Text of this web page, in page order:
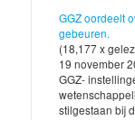
GGZ oordeelt
gebeuren.
(18,177 x
19 november
GGZ-
stilgestaan bij